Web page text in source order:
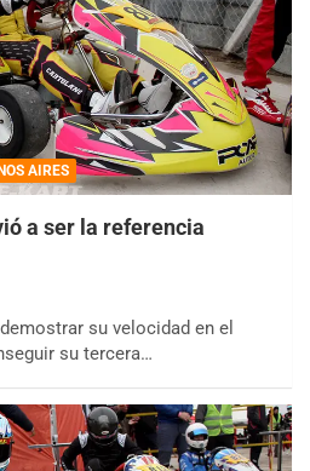
AIRES
a ser la referencia
su velocidad en el
su tercera…